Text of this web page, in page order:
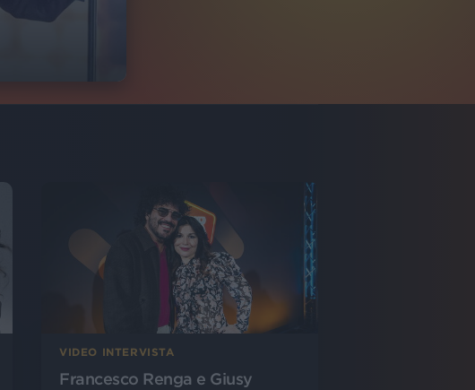
VIDEO INTERVISTA
Francesco Renga e Giusy